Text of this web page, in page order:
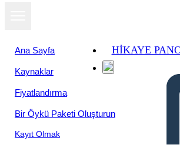
Ana Sayfa
Kaynaklar
Fiyatlandırma
Bir Öykü Paketi Oluşturun
Kayıt Olmak
HIKAYE